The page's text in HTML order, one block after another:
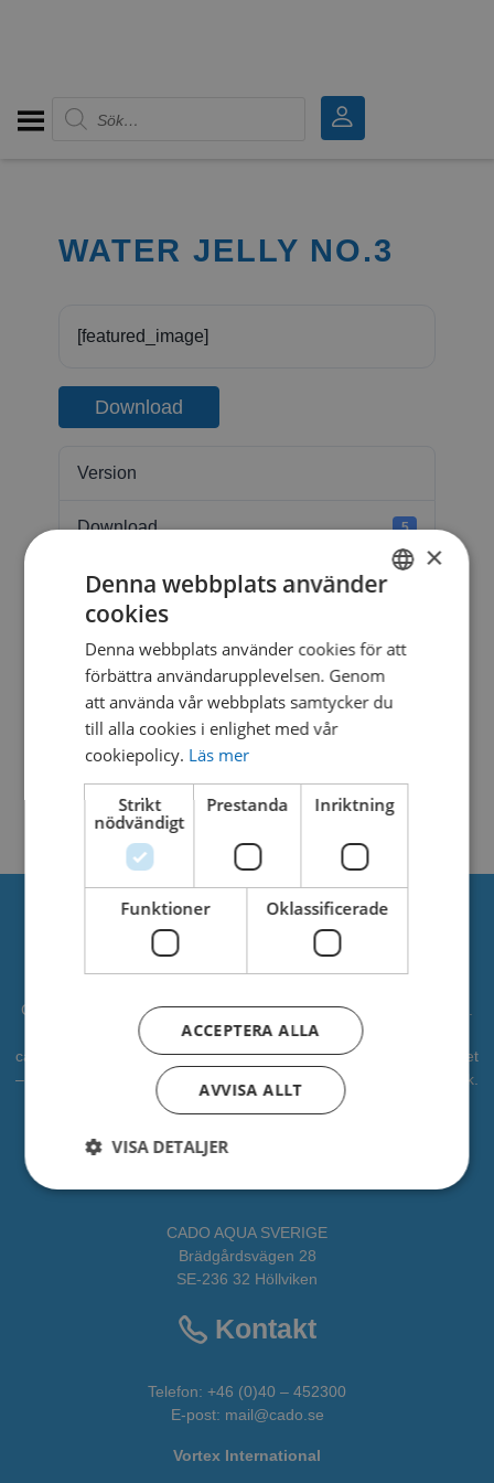
Produktsökning
WATER JELLY NO.3
[featured_image]
Download
Version
Download 5
File Size 1.10 MB
WATER JELLY NO.3
Om oss
CADO är en professionell leverantör av vattenlek, lekplatser mm.
Vi har levererat vattenlek till kommuner, djurparker och
campingplatser. Vi vill bidra som en partner i alla faser av projektet
– från idé till verklighet. CADOAQUA är vår avdelning för vattenlek.
All fakta om CADO får du HÄR
CADO AQUA SVERIGE
Brädgårdsvägen 28
SE-236 32 Höllviken
Kontakt
Telefon: +46 (0)40 – 452300
E-post: mail@cado.se
Vortex International
DANISH
×
Denna webbplats använder
cookies
Denna webbplats använder cookies för att
förbättra användarupplevelsen. Genom
att använda vår webbplats samtycker du
till alla cookies i enlighet med vår
cookiepolicy. Läs mer
Strikt
nödvändigt
Prestanda Inriktning
Funktioner Oklassificerade
ACCEPTERA ALLA
AVVISA ALLT
VISA DETALJER